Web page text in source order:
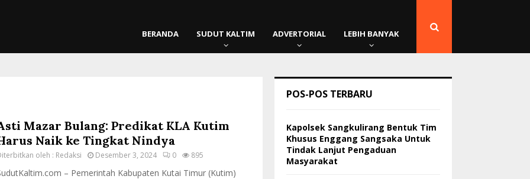
BERANDA SUDUT KALTIM ADVERTORIAL LEBIH BANYAK
Mazar Bulang: Predikat KLA Kutim
Naik ke Tingkat Nindya
oleh : Redaksi Desember 3, 2024 0 895
– Pemerintah Kabupaten Kutai Timur (Kutim)
POS-POS TERBARU
Kapolsek Sangkulirang Bentuk Tim
Khusus Enggang Sangsaka Untuk
Tindak Lanjut Pengaduan
Masyarakat